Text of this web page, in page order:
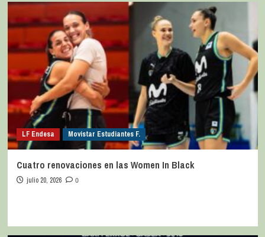
LF Endesa Movistar Estudiantes F.
Cuatro renovaciones en las Women In Black
julio 20, 2026 0